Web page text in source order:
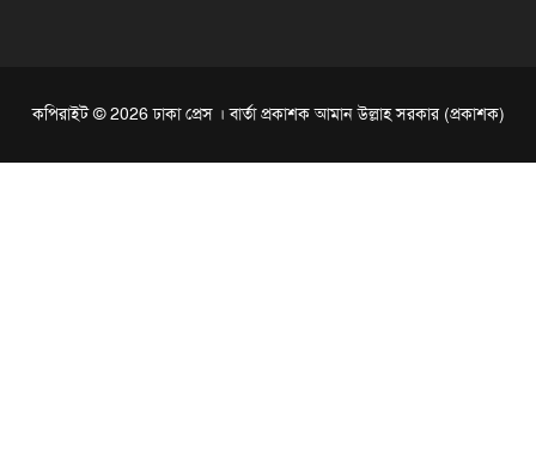
কপিরাইট © 2026 ঢাকা প্রেস । বার্তা প্রকাশক আমান উল্লাহ সরকার (প্রকাশক)